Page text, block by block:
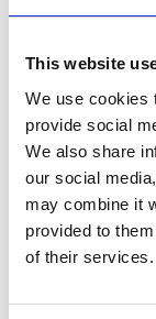
This website
We use cookies
provide social
We also share
our social
may combine it
provided to
of their services.
Bewertungen